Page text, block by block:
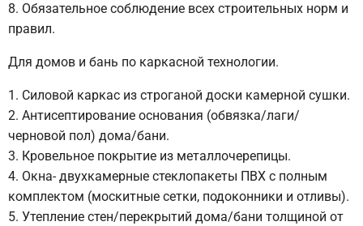
Обязательное соблюдение всех строительных норм и
правил.
Для домов и бань по каркасной технологии.
Силовой каркас из строганой доски камерной сушки.
Антисептирование основания (обвязка/лаги/
черновой пол) дома/бани.
Кровельное покрытие из металлочерепицы.
Окна- двухкамерные стеклопакеты ПВХ с полным
комплектом (москитные сетки, подоконники и отливы).
Утепление стен/перекрытий дома/бани толщиной от